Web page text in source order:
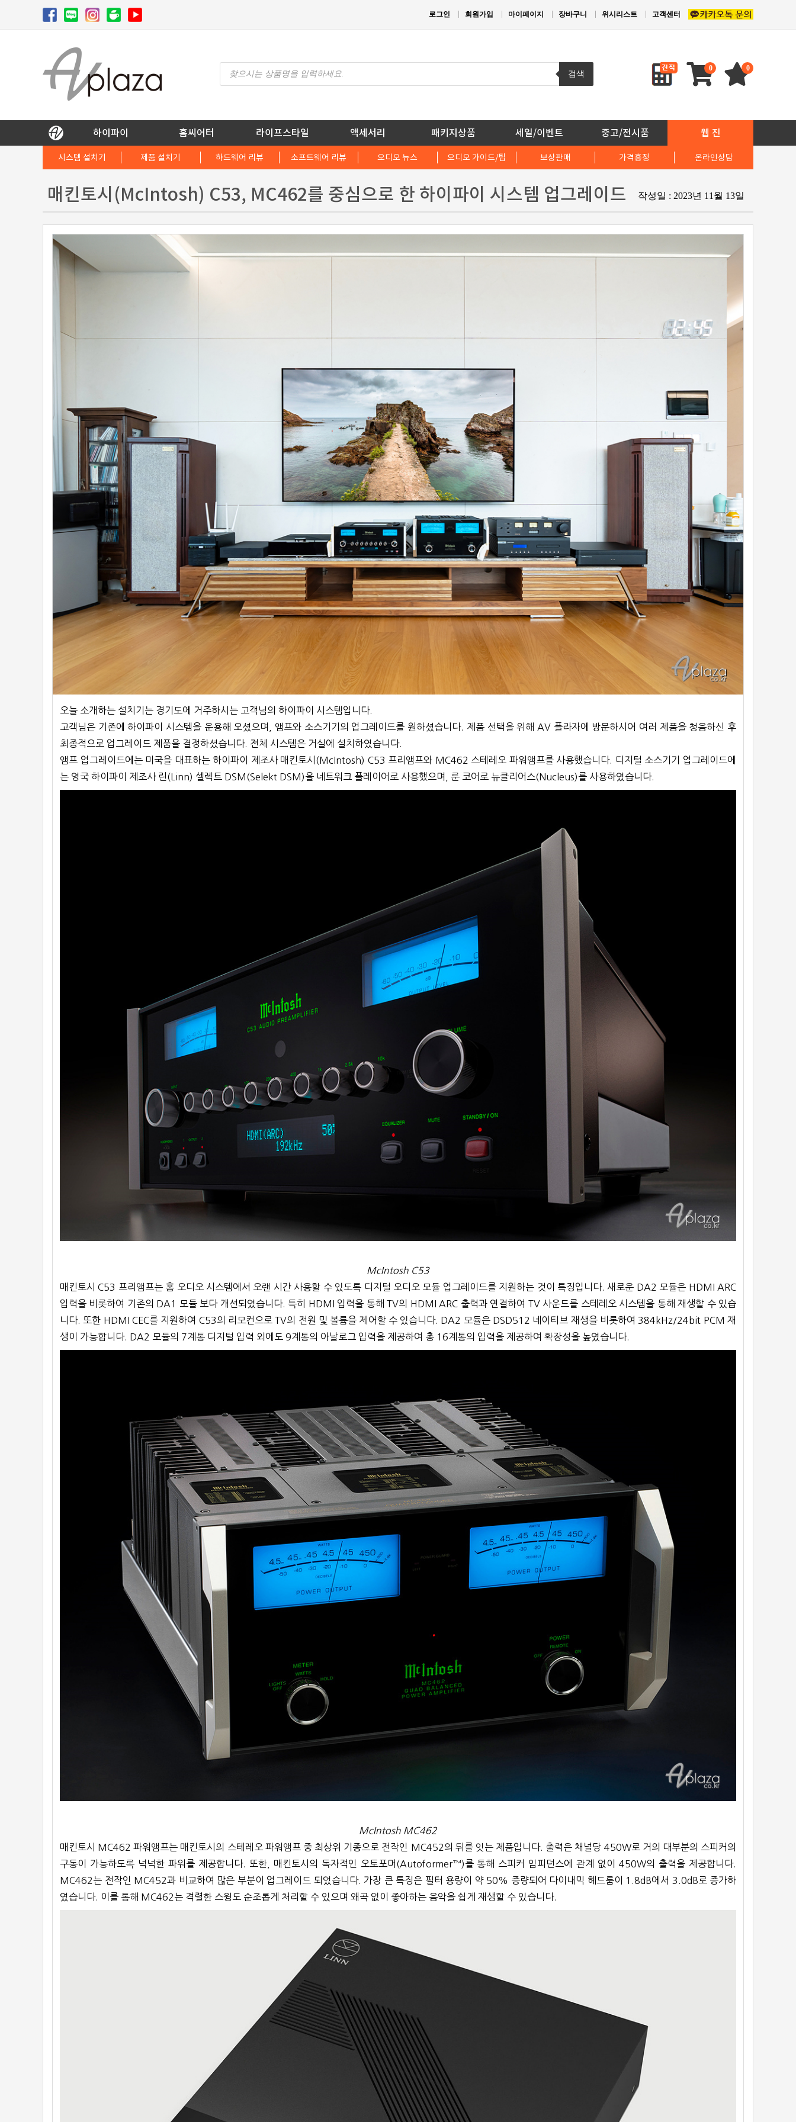
로그인 회원가입 마이페이지 장바구니 위시리스트 고객센터
Products
search
검색
0 0
하이파이 홈씨어터 라이프스타일 액세서리 패키지상품 세일/이벤트 중고/전시품 웹 진
시스템 설치기 제품 설치기 하드웨어 리뷰 소프트웨어 리뷰 오디오 뉴스 오디오 가이드/팁 보상판매 가격흥정 온라인상담
매킨토시(McIntosh) C53, MC462를 중심으로 한 하이파이 시스템 업그레이드 작성일 : 2023년 11월 13일
오늘 소개하는 설치기는 경기도에 거주하시는 고객님의 하이파이 시스템입니다.
고객님은 기존에 하이파이 시스템을 운용해 오셨으며, 앰프와 소스기기의 업그레이드를 원하셨습니다. 제품 선택을 위해 AV 플라자에 방문하시어 여러 제품을 청음하신 후
최종적으로 업그레이드 제품을 결정하셨습니다. 전체 시스템은 거실에 설치하였습니다.
앰프 업그레이드에는 미국을 대표하는 하이파이 제조사 매킨토시(McIntosh) C53 프리앰프와 MC462 스테레오 파워앰프를 사용했습니다. 디지털 소스기기 업그레이드에
는 영국 하이파이 제조사 린(Linn) 셀렉트 DSM(Selekt DSM)을 네트워크 플레이어로 사용했으며, 룬 코어로 뉴클리어스(Nucleus)를 사용하였습니다.
McIntosh C53
매킨토시 C53 프리앰프는 홈 오디오 시스템에서 오랜 시간 사용할 수 있도록 디지털 오디오 모듈 업그레이드를 지원하는 것이 특징입니다. 새로운 DA2 모듈은 HDMI ARC
입력을 비롯하여 기존의 DA1 모듈 보다 개선되었습니다. 특히 HDMI 입력을 통해 TV의 HDMI ARC 출력과 연결하여 TV 사운드를 스테레오 시스템을 통해 재생할 수 있습
니다. 또한 HDMI CEC를 지원하여 C53의 리모컨으로 TV의 전원 및 볼륨을 제어할 수 있습니다. DA2 모듈은 DSD512 네이티브 재생을 비롯하여 384kHz/24bit PCM 재
생이 가능합니다. DA2 모듈의 7계통 디지털 입력 외에도 9계통의 아날로그 입력을 제공하여 총 16계통의 입력을 제공하여 확장성을 높였습니다.
McIntosh MC462
매킨토시 MC462 파워앰프는 매킨토시의 스테레오 파워앰프 중 최상위 기종으로 전작인 MC452의 뒤를 잇는 제품입니다. 출력은 채널당 450W로 거의 대부분의 스피커의
구동이 가능하도록 넉넉한 파워를 제공합니다. 또한, 매킨토시의 독자적인 오토포머(Autoformer™)를 통해 스피커 임피던스에 관계 없이 450W의 출력을 제공합니다.
MC462는 전작인 MC452과 비교하여 많은 부분이 업그레이드 되었습니다. 가장 큰 특징은 필터 용량이 약 50% 증량되어 다이내믹 헤드룸이 1.8dB에서 3.0dB로 증가하
였습니다. 이를 통해 MC462는 격렬한 스윙도 순조롭게 처리할 수 있으며 왜곡 없이 좋아하는 음악을 쉽게 재생할 수 있습니다.